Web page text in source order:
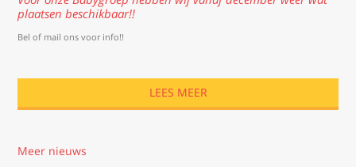
plaatsen beschikbaar!!
Bel of mail ons voor info!!
LEES MEER
Meer nieuws